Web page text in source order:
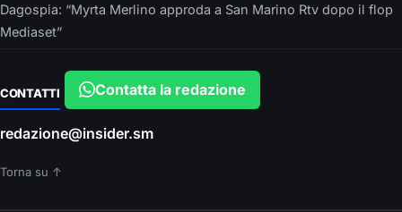
Dagospia: “Myrta Merlino approda a San Marino Rtv dopo il flop
Mediaset”
CONTATTI Contatta la redazione
redazione@insider.sm
Torna su ↑